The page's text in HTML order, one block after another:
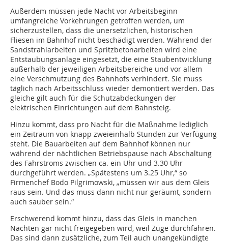
Außerdem müssen jede Nacht vor Arbeitsbeginn
umfangreiche Vorkehrungen getroffen werden, um
sicherzustellen, dass die unersetzlichen, historischen
Fliesen im Bahnhof nicht beschädigt werden. Während der
Sandstrahlarbeiten und Spritzbetonarbeiten wird eine
Entstaubungsanlage eingesetzt, die eine Staubentwicklung
außerhalb der jeweiligen Arbeitsbereiche und vor allem
eine Verschmutzung des Bahnhofs verhindert. Sie muss
täglich nach Arbeitsschluss wieder demontiert werden. Das
gleiche gilt auch für die Schutzabdeckungen der
elektrischen Einrichtungen auf dem Bahnsteig.
Hinzu kommt, dass pro Nacht für die Maßnahme lediglich
ein Zeitraum von knapp zweieinhalb Stunden zur Verfügung
steht. Die Bauarbeiten auf dem Bahnhof können nur
während der nächtlichen Betriebspause nach Abschaltung
des Fahrstroms zwischen ca. ein Uhr und 3.30 Uhr
durchgeführt werden. „Spätestens um 3.25 Uhr,“ so
Firmenchef Bodo Pilgrimowski, „müssen wir aus dem Gleis
raus sein. Und das muss dann nicht nur geräumt, sondern
auch sauber sein.“
Erschwerend kommt hinzu, dass das Gleis in manchen
Nächten gar nicht freigegeben wird, weil Züge durchfahren.
Das sind dann zusätzliche, zum Teil auch unangekündigte